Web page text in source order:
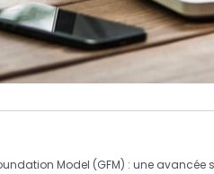
Model (GFM) : une avancée